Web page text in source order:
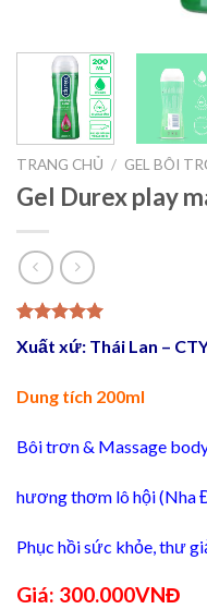
TRANG CHỦ / GEL BÔI
Gel Durex play
5.00trên 5
dựa trên
2Xuất xứ: Thái Lan –
Dung tích 200ml
Bôi trơn & Massage
hương thơm lô hội (Nha
Phục hồi sức khỏe, thư
Giá: 300.000VNĐ